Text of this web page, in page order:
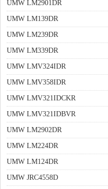
UMW LM2901DR
UMW LM139DR
UMW LM239DR
UMW LM339DR
UMW LMV324IDR
UMW LMV358IDR
UMW LMV321IDCKR
UMW LMV321IDBVR
UMW LM2902DR
UMW LM224DR
UMW LM124DR
UMW JRC4558D